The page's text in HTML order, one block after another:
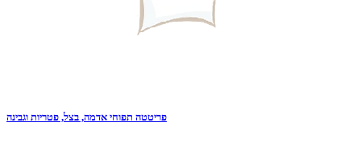
פריטטה תפוחי אדמה, בצל, פטריות וגבינה